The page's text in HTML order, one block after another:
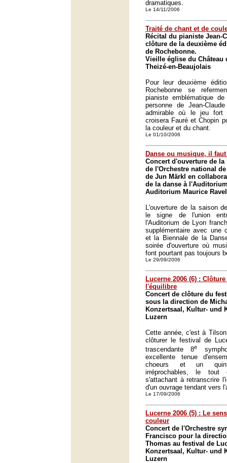
dramatiques.
Le 14/11/2006
Traité de chant et de
Récital du pianiste Jean-
clôture de la deuxième
de Rochebonne.
Vieille église du Château
Theizé-en-Beaujolais
Pour leur deuxième
Rochebonne se
pianiste emblématique
personne de Jean-
admirable où le jeu fort
croisera Fauré et Chopin
la couleur et du chant.
Le 01/10/2006
Danse ou musique, il
Concert d'ouverture de
de l'Orchestre national
de Jun Märkl en
de la danse à
Auditorium Maurice
L'ouverture de la saison
le signe de l'union
l'Auditorium de Lyon
supplémentaire avec une
et la Biennale de la
soirée d'ouverture où
font pourtant pas toujours
Le 29/09/2006
Lucerne 2006 (6) :
l'équilibre
Concert de clôture du
sous la direction de
Konzertsaal, Kultur- und
Luzern
Cette année, c'est à
clôturer le festival de
trascendante 8e
excellente tenue
choeurs et un
irréprochables, le
s'attachant à retranscrire
d'un ouvrage tendant vers
Le 17/09/2006
Lucerne 2006 (5) : Le
couleur
Concert de l'Orchestre
Francisco pour la
Thomas au festival de
Konzertsaal, Kultur- und
Luzern